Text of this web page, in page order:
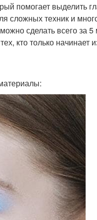
помогает выделить
сложных техник и
сделать всего за
кто только начинает